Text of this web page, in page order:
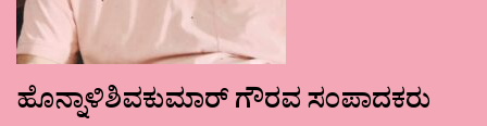
ಹೊನ್ನಾಳಿಶಿವಕುಮಾರ್ ಗೌರವ ಸಂಪಾದಕರು